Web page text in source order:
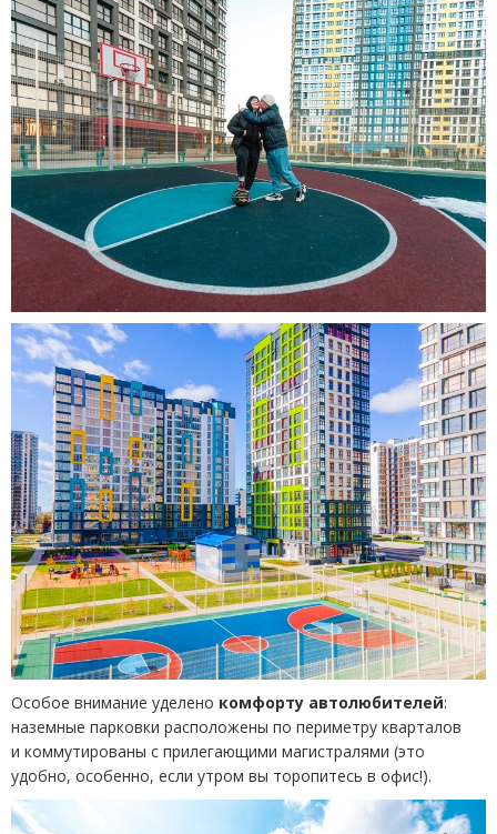
Особое внимание уделено комфорту автолюбителей:
наземные парковки расположены по периметру кварталов
и коммутированы с прилегающими магистралями (это
удобно, особенно, если утром вы торопитесь в офис!).